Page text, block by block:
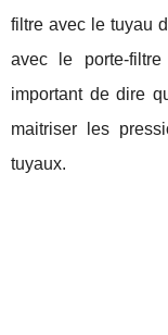
filtre avec le tuyau
avec le porte-
important de dire
maitriser les
tuyaux.